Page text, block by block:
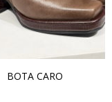
BOTA CARO